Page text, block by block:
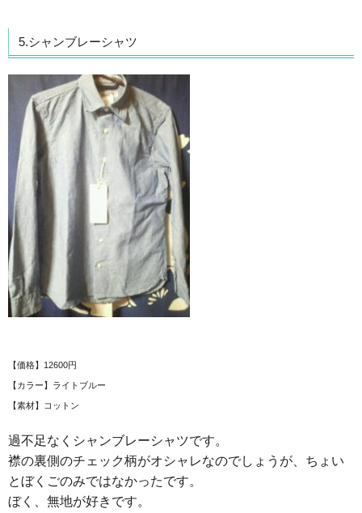
5.シャンブレーシャツ
【価格】12600円
【カラー】ライトブルー
【素材】コットン
過不足なくシャンブレーシャツです。
襟の裏側のチェック柄がオシャレなのでしょうが、ちょい
とぼくごのみではなかったです。
ぼく、無地が好きです。